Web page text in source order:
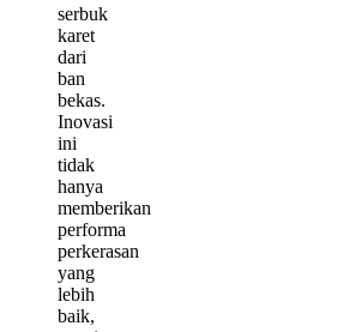
serbuk
karet
dari
ban
bekas.
Inovasi
ini
tidak
hanya
memberikan
performa
perkerasan
yang
lebih
baik,